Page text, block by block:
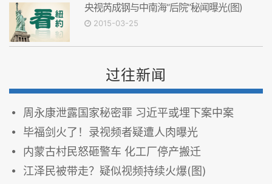
央视芮成钢与中南海“后院”秘闻曝光(图)
2015-03-25
过往新闻
周永康泄露国家秘密罪 习近平或埋下案中案
毕福剑火了！录视频者疑遭人肉曝光
内蒙古村民怒砸警车 化工厂停产搬迁
江泽民被带走？疑似视频持续火爆(图)